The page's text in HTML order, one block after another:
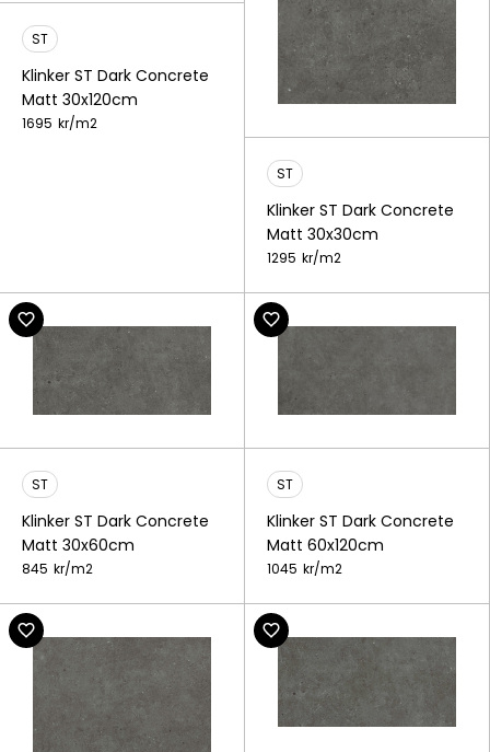
ST
Klinker ST Dark Concrete
Matt 30x120cm
1695 kr/m2
ST
Klinker ST Dark Concrete
Matt 30x30cm
1295 kr/m2
ST
Klinker ST Dark Concrete
Matt 30x60cm
845 kr/m2
ST
Klinker ST Dark Concrete
Matt 60x120cm
1045 kr/m2